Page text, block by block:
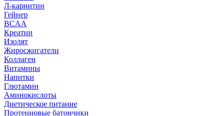
Л-карнитин
Гейнер
BCAA
Креатин
Изолят
Жиросжигатели
Коллаген
Витамины
Напитки
Глютамин
Аминокислоты
Диетическое питание
Протеиновые батончики